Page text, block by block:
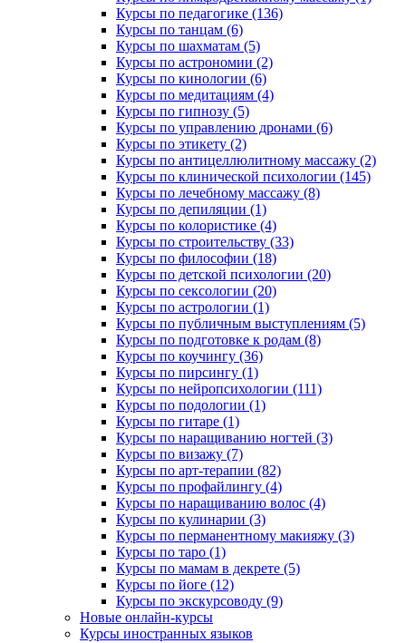
Курсы по педагогике (136)
Курсы по танцам (6)
Курсы по шахматам (5)
Курсы по астрономии (2)
Курсы по кинологии (6)
Курсы по медитациям (4)
Курсы по гипнозу (5)
Курсы по управлению дронами (6)
Курсы по этикету (2)
Курсы по антицеллюлитному массажу (2)
Курсы по клинической психологии (145)
Курсы по лечебному массажу (8)
Курсы по депиляции (1)
Курсы по колористике (4)
Курсы по строительству (33)
Курсы по философии (18)
Курсы по детской психологии (20)
Курсы по сексологии (20)
Курсы по астрологии (1)
Курсы по публичным выступлениям (5)
Курсы по подготовке к родам (8)
Курсы по коучингу (36)
Курсы по пирсингу (1)
Курсы по нейропсихологии (111)
Курсы по подологии (1)
Курсы по гитаре (1)
Курсы по наращиванию ногтей (3)
Курсы по визажу (7)
Курсы по арт-терапии (82)
Курсы по профайлингу (4)
Курсы по наращиванию волос (4)
Курсы по кулинарии (3)
Курсы по перманентному макияжу (3)
Курсы по таро (1)
Курсы по мамам в декрете (5)
Курсы по йоге (12)
Курсы по экскурсоводу (9)
Новые онлайн‑курсы
Курсы иностранных языков